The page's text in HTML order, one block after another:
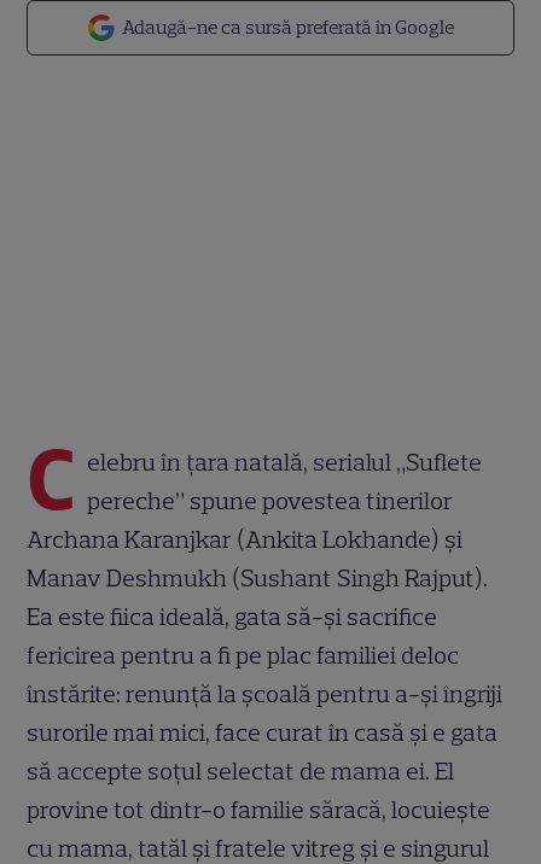
Adaugă-ne ca sursă preferată în Google
C elebru în ţara natală, serialul „Suflete
pereche” spune povestea tinerilor
Archana Karanjkar (Ankita Lokhande) şi
Manav Deshmukh (Sushant Singh Rajput).
Ea este fiica ideală, gata să-şi sacrifice
fericirea pentru a fi pe plac familiei deloc
înstărite: renunţă la şcoală pentru a-şi îngriji
surorile mai mici, face curat în casă şi e gata
să accepte soţul selectat de mama ei. El
provine tot dintr-o familie săracă, locuieşte
cu mama, tatăl şi fratele vitreg şi e singurul